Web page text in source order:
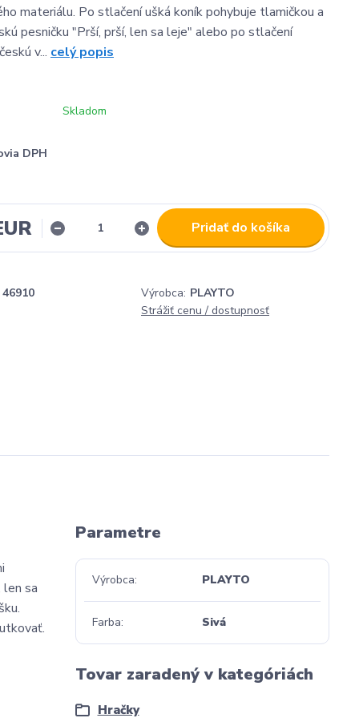
materiálu. Po stlačení ušká koník pohybuje tlamičkou a
pesničku "Prší, prší, len sa leje" alebo po stlačení
v... celý popis
Skladom
DPH
Pridať do košíka
46910 Výrobca: PLAYTO
Strážiť cenu / dostupnosť
len sa
Parametre
Výrobca PLAYTO
Farba Sivá
Tovar zaradený v kategóriách
Hračky